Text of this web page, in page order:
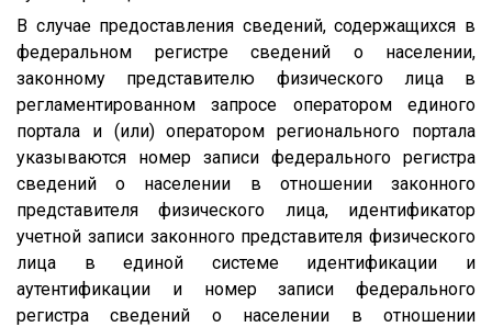
В случае предоставления сведений, содержащихся в
федеральном регистре сведений о населении,
законному представителю физического лица в
регламентированном запросе оператором единого
портала и (или) оператором регионального портала
указываются номер записи федерального регистра
сведений о населении в отношении законного
представителя физического лица, идентификатор
учетной записи законного представителя физического
лица в единой системе идентификации и
аутентификации и номер записи федерального
регистра сведений о населении в отношении